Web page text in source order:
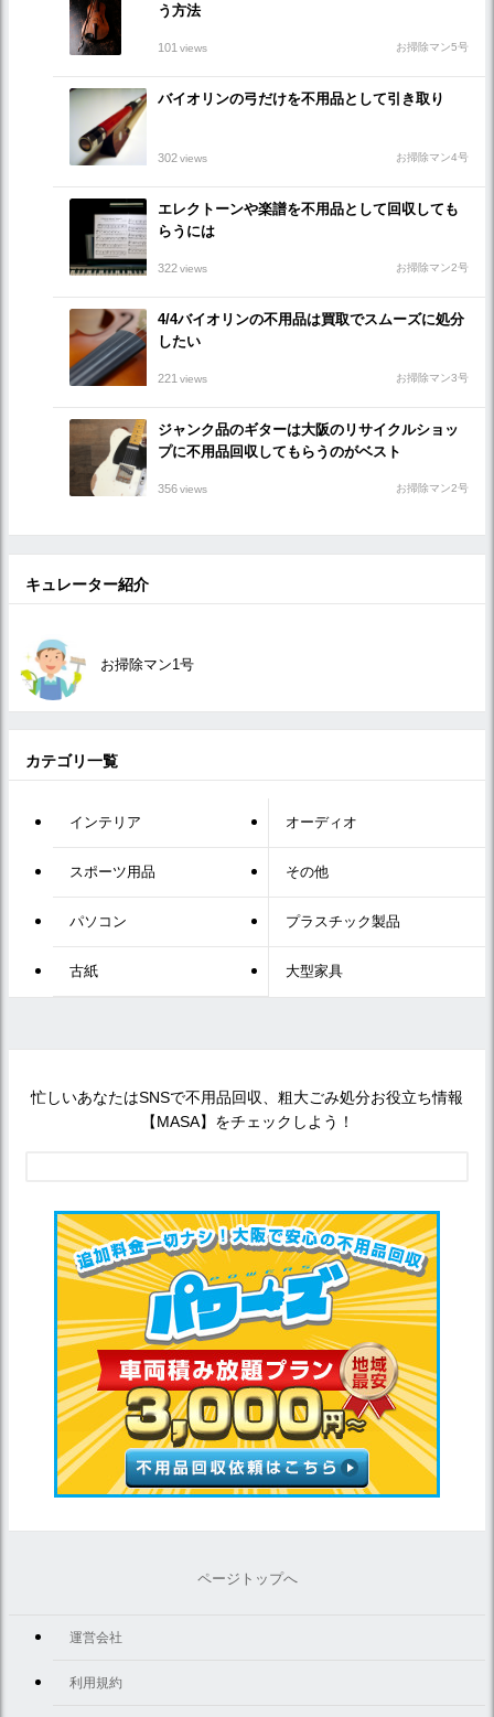
う方法
101 views お掃除マン5号
バイオリンの弓だけを不用品として引き取り
302views お掃除マン4号
エレクトーンや楽譜を不用品として回収しても
らうには
322views お掃除マン2号
4/4バイオリンの不用品は買取でスムーズに処分
したい
221 views お掃除マン3号
ジャンク品のギターは大阪のリサイクルショッ
プに不用品回収してもらうのがベスト
356views お掃除マン2号
キュレーター紹介
お掃除マン1号
カテゴリ一覧
インテリア オーディオ
スポーツ用品 その他
パソコン プラスチック製品
古紙 大型家具
忙しいあなたはSNSで不用品回収、粗大ごみ処分お役立ち情報
【MASA】をチェックしよう！
ページトップへ
運営会社
利用規約